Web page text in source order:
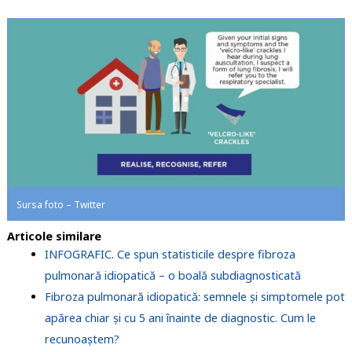
Sursa foto – Twitter
Articole similare
INFOGRAFIC. Ce spun statisticile despre fibroza
pulmonară idiopatică – o boală subdiagnosticată
Fibroza pulmonară idiopatică: semnele și simptomele pot
apărea chiar și cu 5 ani înainte de diagnostic. Cum le
recunoaștem?